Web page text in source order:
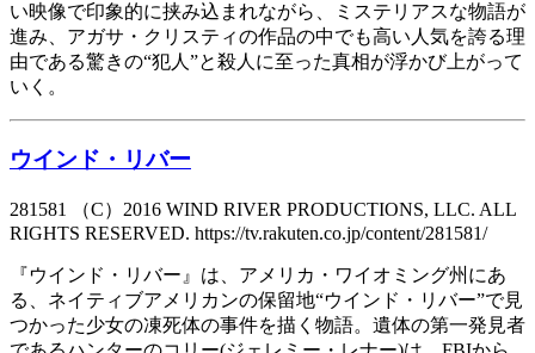
い映像で印象的に挟み込まれながら、ミステリアスな物語が
進み、アガサ・クリスティの作品の中でも高い人気を誇る理
由である驚きの“犯人”と殺人に至った真相が浮かび上がって
いく。
ウインド・リバー
281581 （C）2016 WIND RIVER PRODUCTIONS, LLC. ALL
RIGHTS RESERVED. https://tv.rakuten.co.jp/content/281581/
『ウインド・リバー』は、アメリカ・ワイオミング州にあ
る、ネイティブアメリカンの保留地“ウインド・リバー”で見
つかった少女の凍死体の事件を描く物語。遺体の第一発見者